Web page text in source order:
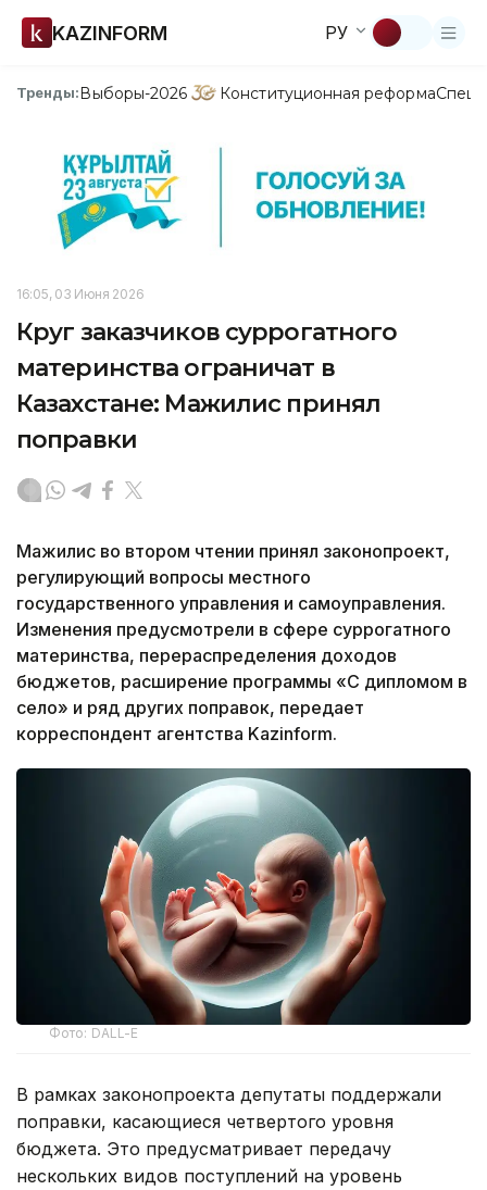
KAZINFORM РУ
Тренды:Выборы-2026 Конституционная реформа
16:05, 03 Июня 2026
Круг заказчиков суррогатного
материнства ограничат в
Казахстане: Мажилис принял
поправки
Мажилис во втором чтении принял законопроект,
регулирующий вопросы местного
государственного управления и самоуправления.
Изменения предусмотрели в сфере суррогатного
материнства, перераспределения доходов
бюджетов, расширение программы «С дипломом в
село» и ряд других поправок, передает
корреспондент агентства Kazinform.
Фото: DALL-E
В рамках законопроекта депутаты поддержали
поправки, касающиеся четвертого уровня
бюджета. Это предусматривает передачу
нескольких видов поступлений на уровень